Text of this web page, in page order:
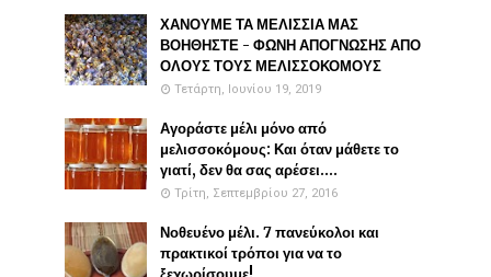
ΧΑΝΟΥΜΕ ΤΑ ΜΕΛΙΣΣΙΑ ΜΑΣ
ΒΟΗΘΗΣΤΕ - ΦΩΝΗ ΑΠΟΓΝΩΣΗΣ ΑΠΟ
ΟΛΟΥΣ ΤΟΥΣ ΜΕΛΙΣΣΟΚΟΜΟΥΣ
Τετάρτη, Ιουνίου 19, 2019
Αγοράστε μέλι μόνο από
μελισσοκόμους: Και όταν μάθετε το
γιατί, δεν θα σας αρέσει....
Τρίτη, Σεπτεμβρίου 27, 2016
Νοθευένο μέλι. 7 πανεύκολοι και
πρακτικοί τρόποι για να το